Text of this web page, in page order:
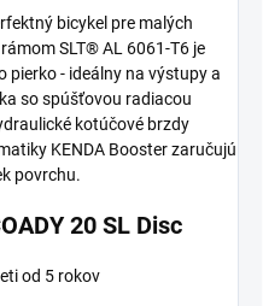
bicykel pre malých
SLT® AL 6061-T6 je
pierko - ideálny na výstupy a
so spúšťovou radiacou
kotúčové brzdy
KENDA Booster zaručujú
povrchu.
20 SL Disc
od 5 rokov